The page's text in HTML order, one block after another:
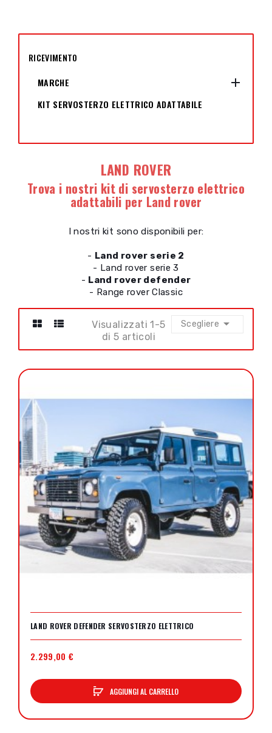
RICEVIMENTO
MARCHE

KIT SERVOSTERZO ELETTRICO ADATTABILE
LAND ROVER
Trova i nostri kit di servosterzo elettrico
adattabili per Land rover
I nostri kit sono disponibili per:
- Land rover serie 2
- Land rover serie 3
- Land rover defender
- Range rover Classic
Scegliere 
Visualizzati 1-5
di 5 articoli
LAND ROVER DEFENDER SERVOSTERZO ELETTRICO
2.299,00 €
AGGIUNGI AL CARRELLO